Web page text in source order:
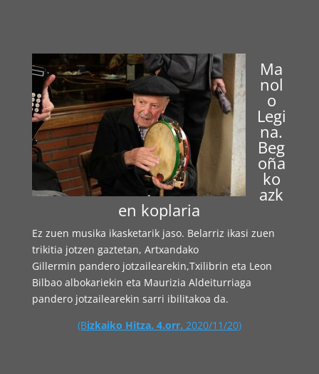
Ma
nol
o
Legi
na.
Beg
oña
ko
azk
en koplaria
Ez zuen musika ikasketarik jaso. Belarriz ikasi zuen
trikitia jotzen gaztetan, Artxandako
Gillermin pandero jotzailearekin,Txilibrin eta Leon
Bilbao albokariekin eta Maurizia Aldeiturriaga
pandero jotzailearekin sarri ibilitakoa da.
(Bizkaiko Hitza. 4.orr. 2020/11/20)